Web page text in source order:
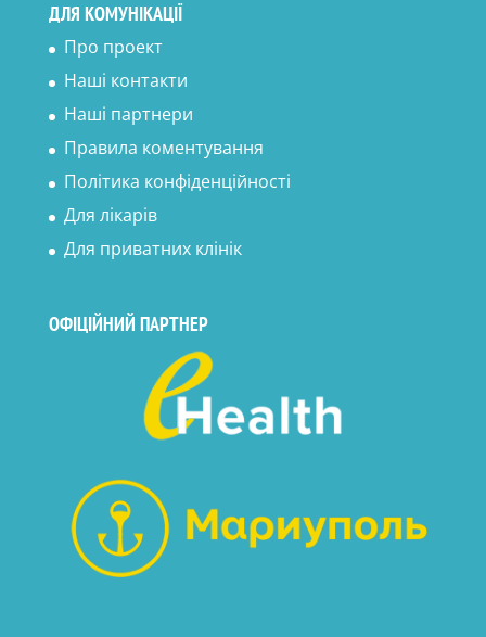
ДЛЯ КОМУНІКАЦІЇ
Про проект
Наші контакти
Наші партнери
Правила коментування
Політика конфіденційності
Для лікарів
Для приватних клінік
ОФІЦІЙНИЙ ПАРТНЕР